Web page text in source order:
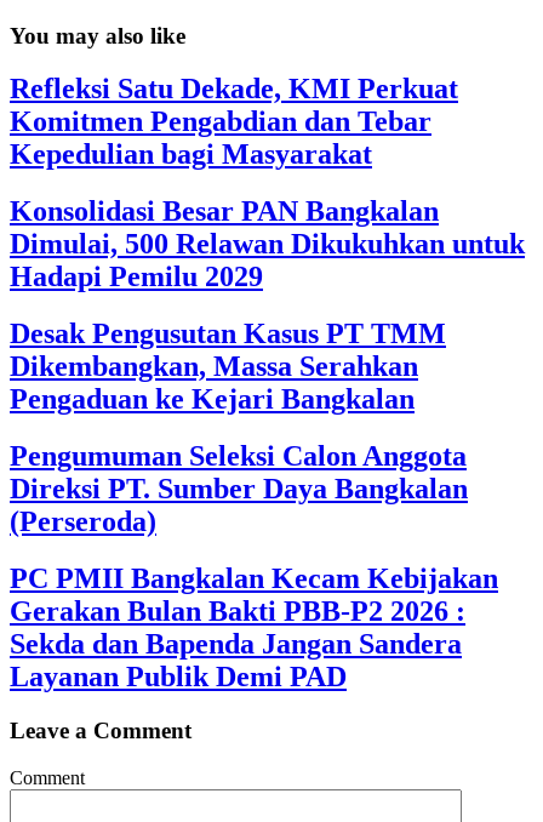
You may also like
Refleksi Satu Dekade, KMI Perkuat
Komitmen Pengabdian dan Tebar
Kepedulian bagi Masyarakat
Konsolidasi Besar PAN Bangkalan
Dimulai, 500 Relawan Dikukuhkan untuk
Hadapi Pemilu 2029
Desak Pengusutan Kasus PT TMM
Dikembangkan, Massa Serahkan
Pengaduan ke Kejari Bangkalan
Pengumuman Seleksi Calon Anggota
Direksi PT. Sumber Daya Bangkalan
(Perseroda)
PC PMII Bangkalan Kecam Kebijakan
Gerakan Bulan Bakti PBB-P2 2026 :
Sekda dan Bapenda Jangan Sandera
Layanan Publik Demi PAD
Leave a Comment
Comment